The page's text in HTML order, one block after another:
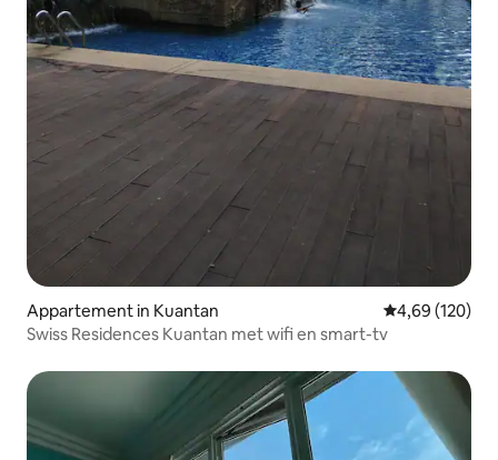
Appartement in Kuantan Gemiddelde
4,69 (120)
Swiss Residences Kuantan met wifi en smart-tv